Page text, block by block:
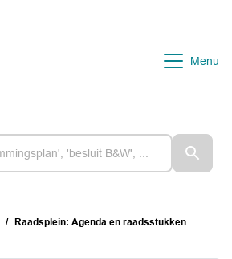
Menu
Raadsplein: Agenda en raadsstukken